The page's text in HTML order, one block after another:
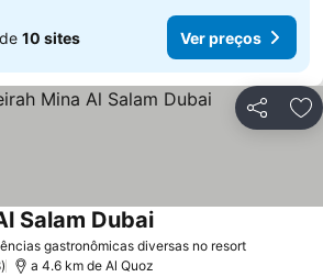
10 sites Ver preços
Partilhar
gastronômicas diversas no resortVer
Salam DubaiVer preços
a 4.6 km de Al Quoz